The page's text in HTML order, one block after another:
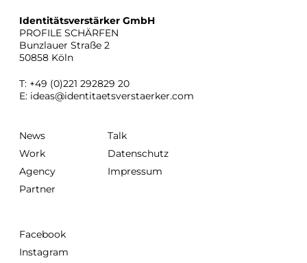
Identitätsverstärker GmbH
PROFILE SCHÄRFEN
Bunzlauer Straße 2
50858 Köln
T: +49 (0)221 292829 20
E: ideas@identitaetsverstaerker.com
News
Work
Agency
Partner
Talk
Datenschutz
Impressum
Facebook
Instagram